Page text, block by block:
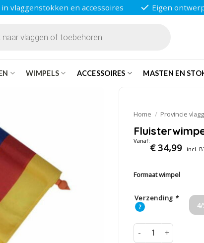
vlaggenstokken en accessoires Eigen
WIMPELS ACCESSOIRES MASTEN EN
Home / Provincie
Vanaf:
€34,99 incl.
Formaat wimpel
Verzending *
?
Fluisterwimpel